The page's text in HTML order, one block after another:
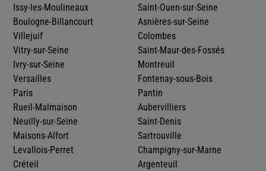
Issy-les-Moulineaux
Boulogne-Billancourt
Villejuif
Vitry-sur-Seine
Ivry-sur-Seine
Versailles
Paris
Rueil-Malmaison
Neuilly-sur-Seine
Maisons-Alfort
Levallois-Perret
Créteil
Saint-Ouen-sur-Seine
Asnières-sur-Seine
Colombes
Saint-Maur-des-Fossés
Montreuil
Fontenay-sous-Bois
Pantin
Aubervilliers
Saint-Denis
Sartrouville
Champigny-sur-Marne
Argenteuil